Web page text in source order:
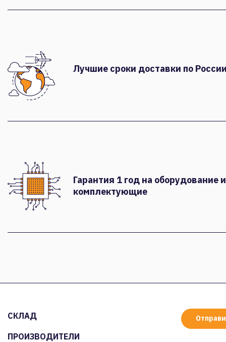
Лучшие сроки доставки по
Гарантия 1 год на оборудование и
комплектующие
СКЛАД
ПРОИЗВОДИТЕЛИ